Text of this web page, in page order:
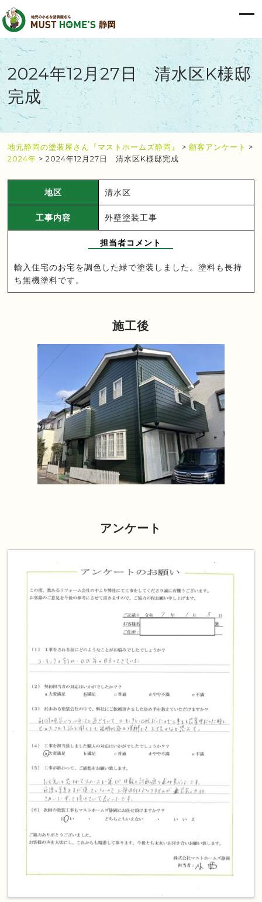
2024年12月27日 清水区K様邸
完成
地元静岡の塗装屋さん『マストホームズ静岡』 >顧客アンケート >
2024年 >2024年12月27日 清水区K様邸完成
地区 清水区
工事内容 外壁塗装工事
担当者コメント
輸入住宅のお宅を調色した緑で塗装しました。塗料も長持
ち無機塗料です。
施工後
アンケート